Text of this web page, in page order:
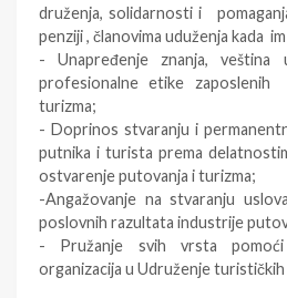
druženja, solidarnosti i
penziji , članovima uduženja kada
- Unapređenje znanja,
profesionalne etike
turizma;
- Doprinos stvaranju i
putnika i turista prema
ostvarenje putovanja i turizma;
-Angažovanje na stvaranju
poslovnih razultata industrije
- Pružanje svih vrsta
organizacija u Udruženje turističkih